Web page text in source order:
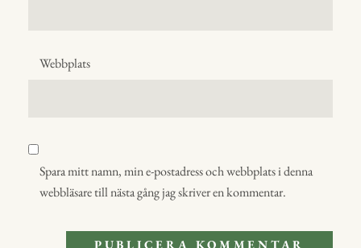
Webbplats
Spara mitt namn, min e-postadress och webbplats i denna
webbläsare till nästa gång jag skriver en kommentar.